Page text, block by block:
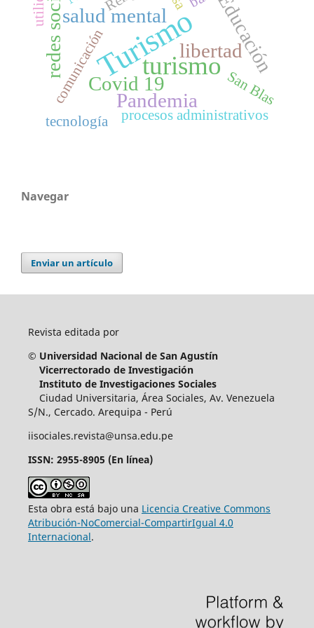
Turismo
turismo
Covid 19
libertad
Educación
salud mental
Pandemia
comunicación
procesos administrativos
San Blas
tecnología
Navegar
Enviar un artículo
Revista editada por
© Universidad Nacional de San Agustín
Vicerrectorado de Investigación
Instituto de Investigaciones Sociales
Ciudad Universitaria, Área Sociales, Av. Venezuela
S/N., Cercado. Arequipa - Perú
iisociales.revista@unsa.edu.pe
ISSN: 2955-8905 (En línea)
Esta obra está bajo una Licencia Creative Commons
Atribución-NoComercial-CompartirIgual 4.0
Internacional.